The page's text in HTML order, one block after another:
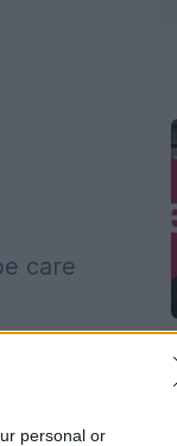
personal or
care